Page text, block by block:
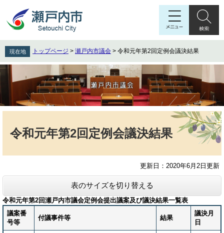
先
頭
で
を
飛
ば
文
現在地 トップページ > 瀬戸内市議会 > 令和元年第2回定例会議決結果
令和元年第2回定例会議決結果
更新日：2020年6月2日更新
表のサイズを切り替える
令和元年第2回瀬戸内市議会定例会提出議案及び議決結果一覧表
議案番
号等
付議事件等 結果
議決月
日